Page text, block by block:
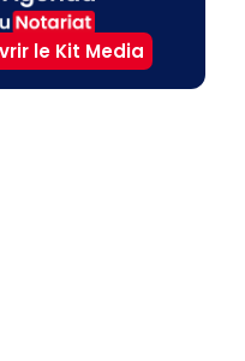
le Kit Media